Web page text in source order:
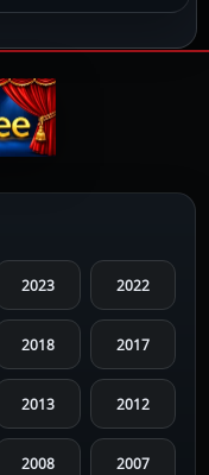
2023 2022
2018 2017
2013 2012
2008 2007